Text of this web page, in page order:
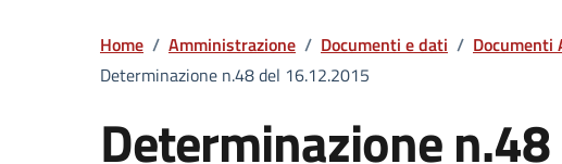
Home / Amministrazione / Documenti e dati / Documenti
Determinazione n.48 del 16.12.2015
Determinazione